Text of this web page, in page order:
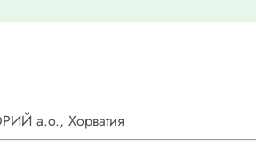
а.о., Хорватия